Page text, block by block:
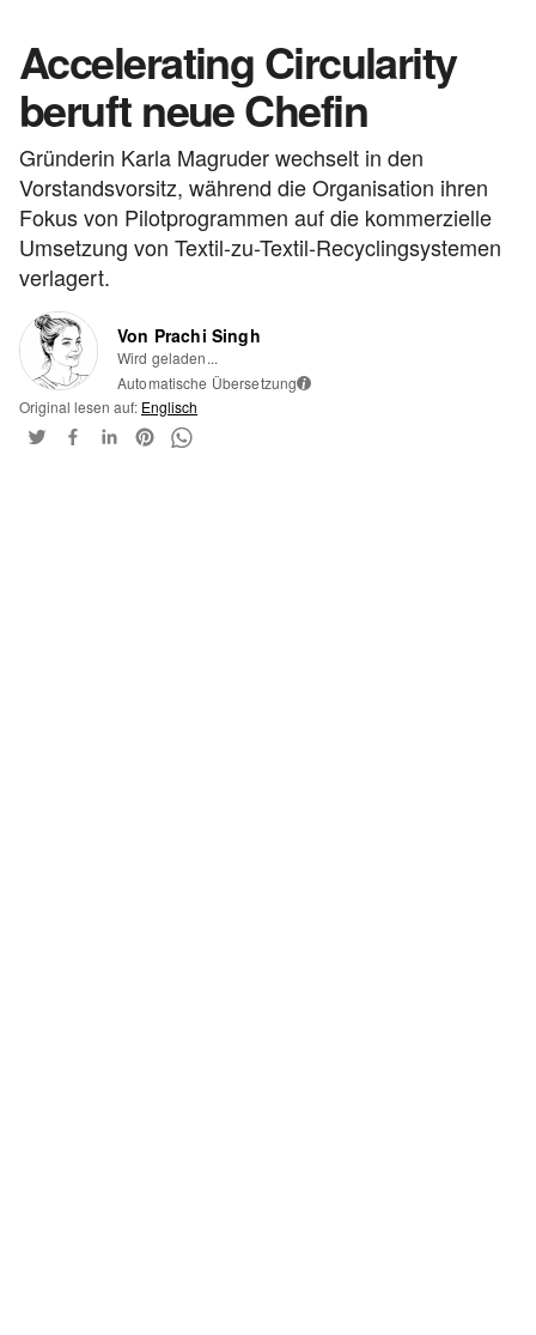
Accelerating Circularity
beruft neue Chefin
Gründerin Karla Magruder wechselt in den
Vorstandsvorsitz, während die Organisation ihren
Fokus von Pilotprogrammen auf die kommerzielle
Umsetzung von Textil-zu-Textil-Recyclingsystemen
verlagert.
Von Prachi Singh
Wird geladen...
Automatische Übersetzung i
Original lesen auf: Englisch